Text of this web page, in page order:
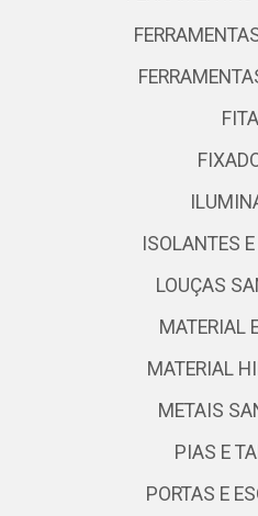
ISOLANTES
LOUÇAS
MATERIAL
MATERIAL
METAIS
PIAS E
PORTAS E